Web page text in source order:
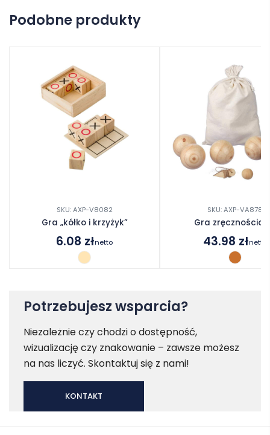
Podobne produkty
SKU: AXP-V8082
Gra „kółko i krzyżyk”
6.08 złnetto
SKU: AXP-VA878
Gra
43.98 złnetto
Potrzebujesz wsparcia?
Niezależnie czy chodzi o dostępność,
wizualizację czy znakowanie – zawsze możesz
na nas liczyć. Skontaktuj się z nami!
KONTAKT